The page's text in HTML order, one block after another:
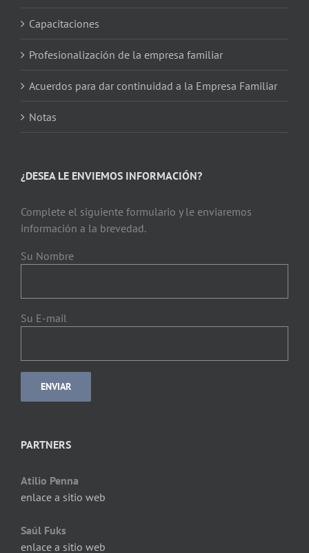
Capacitaciones
Profesionalización de la empresa familiar
Acuerdos para dar continuidad a la Empresa Familiar
Notas
¿DESEA LE ENVIEMOS INFORMACIÓN?
Complete el siguiente formulario y le enviaremos
información a la brevedad.
Su Nombre
Su E-mail
PARTNERS
Atilio Penna
enlace a sitio web
Saúl Fuks
enlace a sitio web